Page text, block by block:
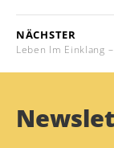
NÄCHSTER
Leben Im Einklang